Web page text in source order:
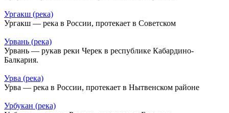
Ургакш (река)
Ургакш — река в России, протекает в Советском
Урвань (река)
Урвань — рукав реки Черек в республике Кабардино-
Балкария.
Урва (река)
Урва — река в России, протекает в Нытвенском районе
Урбукан (река)